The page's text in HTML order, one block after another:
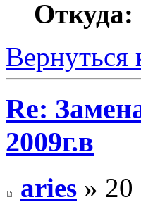
Откуда:
Вернуться
Re:
2009г.в
aries » 20